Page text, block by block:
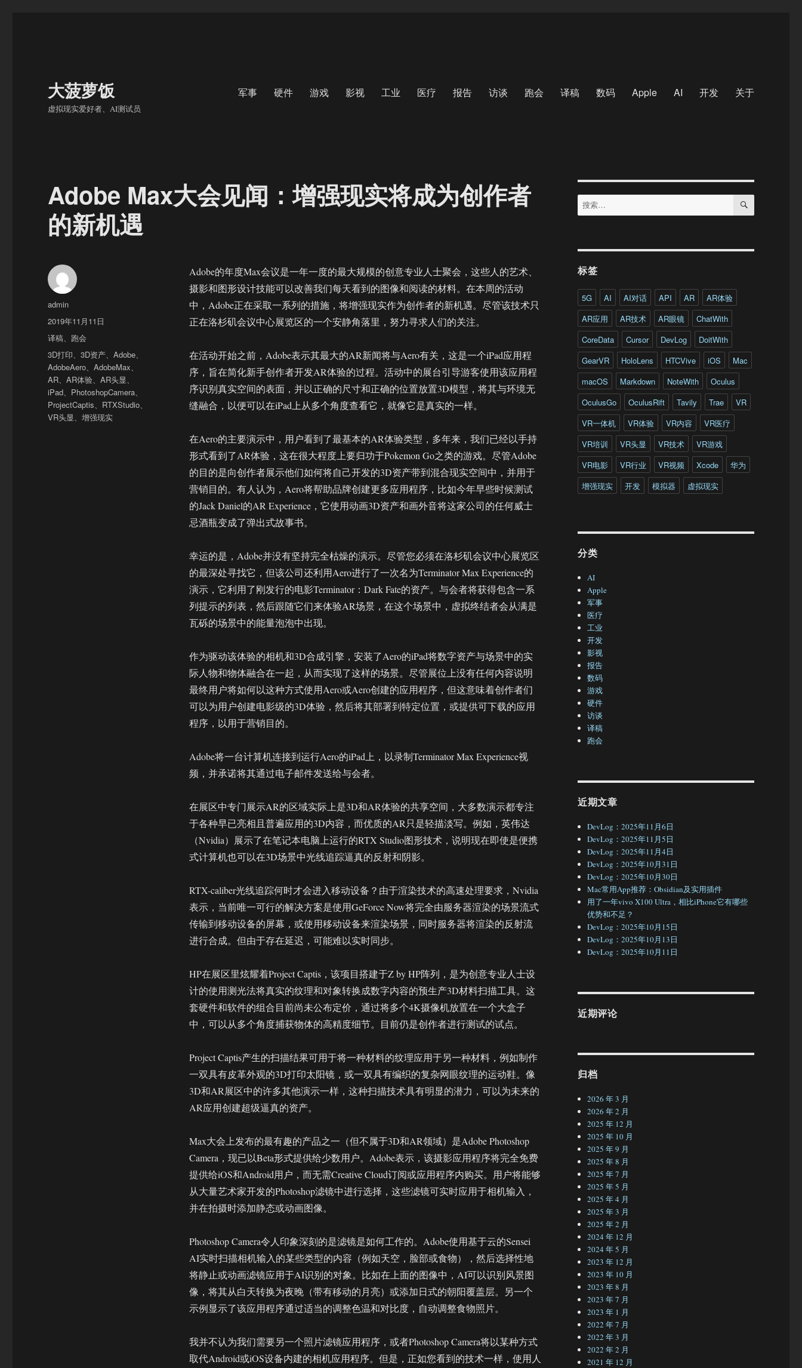
大菠萝饭
虚拟现实爱好者、AI测试员
军事 硬件 游戏 影视 工业 医疗 报告 访谈 跑会 译稿 数码 Apple AI 开发 关于
Adobe Max大会见闻：增强现实将成为创作者
的新机遇
Adobe的年度Max会议是一年一度的最大规模的创意专业人士聚会，这些人的艺术、
摄影和图形设计技能可以改善我们每天看到的图像和阅读的材料。在本周的活动
中，Adobe正在采取一系列的措施，将增强现实作为创作者的新机遇。尽管该技术只
正在洛杉矶会议中心展览区的一个安静角落里，努力寻求人们的关注。
在活动开始之前，Adobe表示其最大的AR新闻将与Aero有关，这是一个iPad应用程
序，旨在简化新手创作者开发AR体验的过程。活动中的展台引导游客使用该应用程
序识别真实空间的表面，并以正确的尺寸和正确的位置放置3D模型，将其与环境无
缝融合，以便可以在iPad上从多个角度查看它，就像它是真实的一样。
在Aero的主要演示中，用户看到了最基本的AR体验类型，多年来，我们已经以手持
形式看到了AR体验，这在很大程度上要归功于Pokemon Go之类的游戏。尽管Adobe
的目的是向创作者展示他们如何将自己开发的3D资产带到混合现实空间中，并用于
营销目的。有人认为，Aero将帮助品牌创建更多应用程序，比如今年早些时候测试
的Jack Daniel的AR Experience，它使用动画3D资产和画外音将这家公司的任何威士
忌酒瓶变成了弹出式故事书。
幸运的是，Adobe并没有坚持完全枯燥的演示。尽管您必须在洛杉矶会议中心展览区
的最深处寻找它，但该公司还利用Aero进行了一次名为Terminator Max Experience的
演示，它利用了刚发行的电影Terminator：Dark Fate的资产。与会者将获得包含一系
列提示的列表，然后跟随它们来体验AR场景，在这个场景中，虚拟终结者会从满是
瓦砾的场景中的能量泡泡中出现。
作为驱动该体验的相机和3D合成引擎，安装了Aero的iPad将数字资产与场景中的实
际人物和物体融合在一起，从而实现了这样的场景。尽管展位上没有任何内容说明
最终用户将如何以这种方式使用Aero或Aero创建的应用程序，但这意味着创作者们
可以为用户创建电影级的3D体验，然后将其部署到特定位置，或提供可下载的应用
程序，以用于营销目的。
Adobe将一台计算机连接到运行Aero的iPad上，以录制Terminator Max Experience视
频，并承诺将其通过电子邮件发送给与会者。
在展区中专门展示AR的区域实际上是3D和AR体验的共享空间，大多数演示都专注
于各种早已亮相且普遍应用的3D内容，而优质的AR只是轻描淡写。例如，英伟达
（Nvidia）展示了在笔记本电脑上运行的RTX Studio图形技术，说明现在即使是便携
式计算机也可以在3D场景中光线追踪逼真的反射和阴影。
RTX-caliber光线追踪何时才会进入移动设备？由于渲染技术的高速处理要求，Nvidia
表示，当前唯一可行的解决方案是使用GeForce Now将完全由服务器渲染的场景流式
传输到移动设备的屏幕，或使用移动设备来渲染场景，同时服务器将渲染的反射流
进行合成。但由于存在延迟，可能难以实时同步。
HP在展区里炫耀着Project Captis，该项目搭建于Z by HP阵列，是为创意专业人士设
计的使用测光法将真实的纹理和对象转换成数字内容的预生产3D材料扫描工具。这
套硬件和软件的组合目前尚未公布定价，通过将多个4K摄像机放置在一个大盒子
中，可以从多个角度捕获物体的高精度细节。目前仍是创作者进行测试的试点。
Project Captis产生的扫描结果可用于将一种材料的纹理应用于另一种材料，例如制作
一双具有皮革外观的3D打印太阳镜，或一双具有编织的复杂网眼纹理的运动鞋。像
3D和AR展区中的许多其他演示一样，这种扫描技术具有明显的潜力，可以为未来的
AR应用创建超级逼真的资产。
Max大会上发布的最有趣的产品之一（但不属于3D和AR领域）是Adobe Photoshop
Camera，现已以Beta形式提供给少数用户。Adobe表示，该摄影应用程序将完全免费
提供给iOS和Android用户，而无需Creative Cloud订阅或应用程序内购买。用户将能够
从大量艺术家开发的Photoshop滤镜中进行选择，这些滤镜可实时应用于相机输入，
并在拍摄时添加静态或动画图像。
Photoshop Camera令人印象深刻的是滤镜是如何工作的。Adobe使用基于云的Sensei
AI实时扫描相机输入的某些类型的内容（例如天空，脸部或食物），然后选择性地
将静止或动画滤镜应用于AI识别的对象。比如在上面的图像中，AI可以识别风景图
像，将其从白天转换为夜晚（带有移动的月亮）或添加日式的朝阳覆盖层。另一个
示例显示了该应用程序通过适当的调整色温和对比度，自动调整食物照片。
我并不认为我们需要另一个照片滤镜应用程序，或者Photoshop Camera将以某种方式
取代Android或iOS设备内建的相机应用程序。但是，正如您看到的技术一样，使用人
作
者
admin
发
布
于
2019年11月11日
分
类
译稿、 跑会
标
签
3D打印、3D资产、Adobe、
AdobeAero、AdobeMax、
AR、AR体验、AR头显、
iPad、 PhotoshopCamera、
ProjectCaptis、 RTXStudio、
VR头显、增强现实
搜
索：
搜
标签
5G AI AI对话 API AR
AR体验
AR应用
AR技术 AR眼镜
ChatWith
CoreData
Cursor DevLog
DoitWith
GearVR
HoloLens HTCVive iOS
Mac
macOS
Markdown NoteWith
Oculus
OculusGo
OculusRift Tavily Trae
VR
VR一体机
VR体验 VR内容
VR医疗
VR培训
VR头显 VR技术
VR游戏
VR电影
VR行业 VR视频 Xcode
华为
增强现实
开发 模拟器 虚拟现实
分类
AI
Apple
军事
医疗
工业
开发
影视
报告
数码
游戏
硬件
访谈
译稿
跑会
近期文章
DevLog：2025年11月6日
DevLog：2025年11月5日
DevLog：2025年11月4日
DevLog：2025年10月31日
DevLog：2025年10月30日
Mac常用App推荐：Obsidian及实用插件
用了一年vivo X100 Ultra，相比iPhone它有哪些
优势和不足？
DevLog：2025年10月15日
DevLog：2025年10月13日
DevLog：2025年10月11日
近期评论
归档
2026 年 3 月
2026 年 2 月
2025 年 12 月
2025 年 10 月
2025 年 9 月
2025 年 8 月
2025 年 7 月
2025 年 5 月
2025 年 4 月
2025 年 3 月
2025 年 2 月
2024 年 12 月
2024 年 5 月
2023 年 12 月
2023 年 10 月
2023 年 8 月
2023 年 7 月
2023 年 1 月
2022 年 7 月
2022 年 3 月
2022 年 2 月
2021 年 12 月